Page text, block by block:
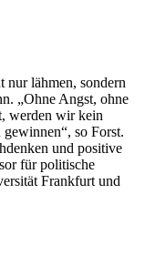
nur lähmen, sondern
„Ohne Angst, ohne
werden wir kein
gewinnen“, so Forst.
und positive
für politische
Frankfurt und